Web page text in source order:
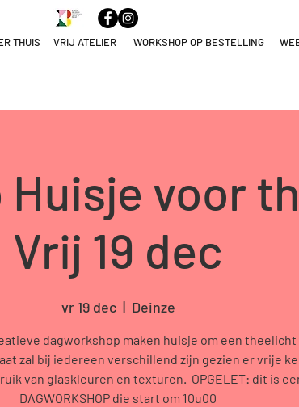
THUIS VRIJ ATELIER WORKSHOP OP BESTELLING
Huisje voor
Vrij 19 dec
vr 19 dec
  |
Deinze
dagworkshop maken huisje om een
zal bij iedereen verschillend zijn gezien er vrije
van glaskleuren en texturen. OPGELET: dit is
DAGWORKSHOP die start om 10u00